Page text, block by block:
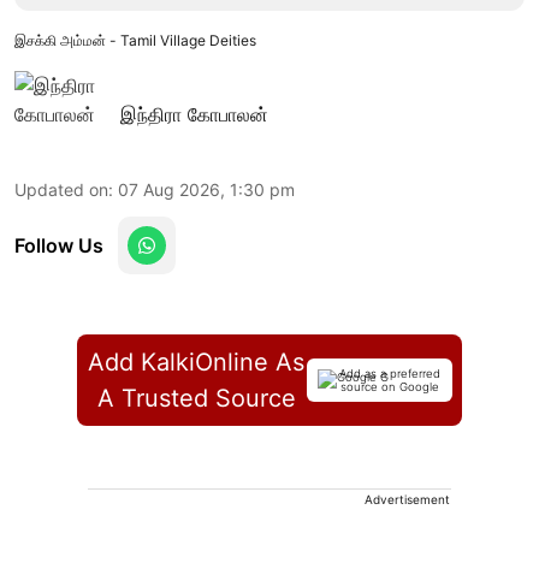
இசக்கி அம்மன் - Tamil Village Deities
இந்திரா கோபாலன்
Updated on: 07 Aug 2026, 1:30 pm
Follow Us
Add KalkiOnline As
A Trusted Source
Add as a preferred
source on Google
Advertisement